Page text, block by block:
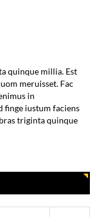
quinque millia. Est
meruisset. Fac
in
finge iustum faciens
triginta quinque